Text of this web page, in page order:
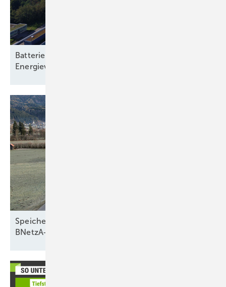
Batteriespeicher: Rückgrat einer klimaneutralen
Energieversorgung
Speichernetzentgelte vor dem Umbruch: Was die
BNetzA‑Pläne wirklich